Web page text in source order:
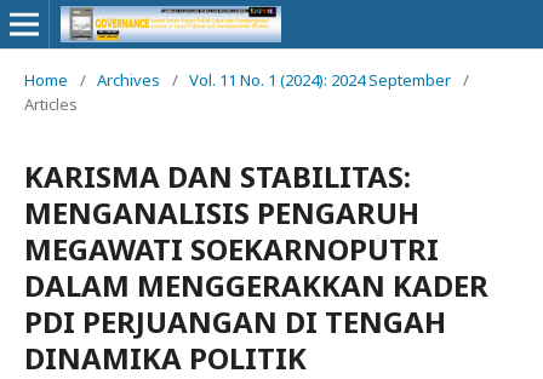
Home / Archives / Vol. 11 No. 1 (2024): 2024 September /
Articles
KARISMA DAN STABILITAS:
MENGANALISIS PENGARUH
MEGAWATI SOEKARNOPUTRI
DALAM MENGGERAKKAN KADER
PDI PERJUANGAN DI TENGAH
DINAMIKA POLITIK